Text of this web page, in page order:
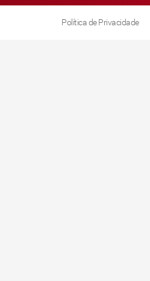
Política de Privacidade